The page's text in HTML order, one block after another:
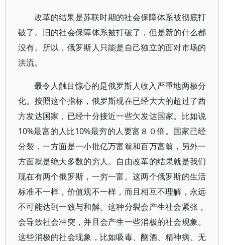
改革的结果是苏联时期的社会保障体系被彻底打
破了。旧的社会保障体系被打破了，但是新的什么都
没有。所以，俄罗斯人只能是自己独立的面对市场的
洪流。
最令人触目惊心的是俄罗斯人收入严重地两极分
化。按照这个指标，俄罗斯现在已经大大的超过了西
方发达国家，已经十分接近一些欠发达国家。比如说
10%最富的人比10%最穷的人要富８０倍。国家已经
分裂，一方面是一小批亿万富翁和百万富翁，另外一
方面就是绝大多数的穷人。自由改革的结果就是我们
现在有两个俄罗斯，一穷一富。这两个俄罗斯的生活
标准不一样，价值观不一样，而且相互不理解，永远
不可能达到一致与和解。这种分裂会产生社会紧张，
会导致社会冲突，并且会产生一些消极的社会现象。
这些消极的社会现象，比如吸毒、酗酒、精神病、无